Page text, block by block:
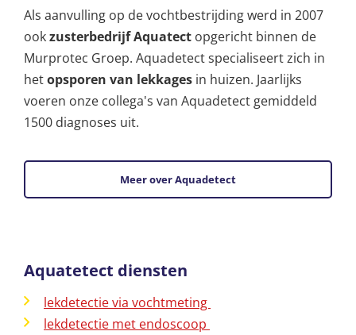
Als aanvulling op de vochtbestrijding werd in 2007
ookzusterbedrijf Aquatect opgericht binnen de
Murprotec Groep. Aquadetect specialiseert zich in
hetopsporen van lekkages in huizen. Jaarlijks
voeren onze collega's van Aquadetect gemiddeld
1500 diagnoses uit.
Meer over Aquadetect
Aquatetect diensten
lekdetectie via vochtmeting
lekdetectie met endoscoop